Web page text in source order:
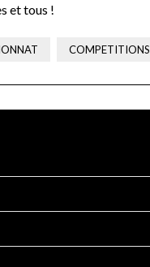
et tous !
COMPETITIONS